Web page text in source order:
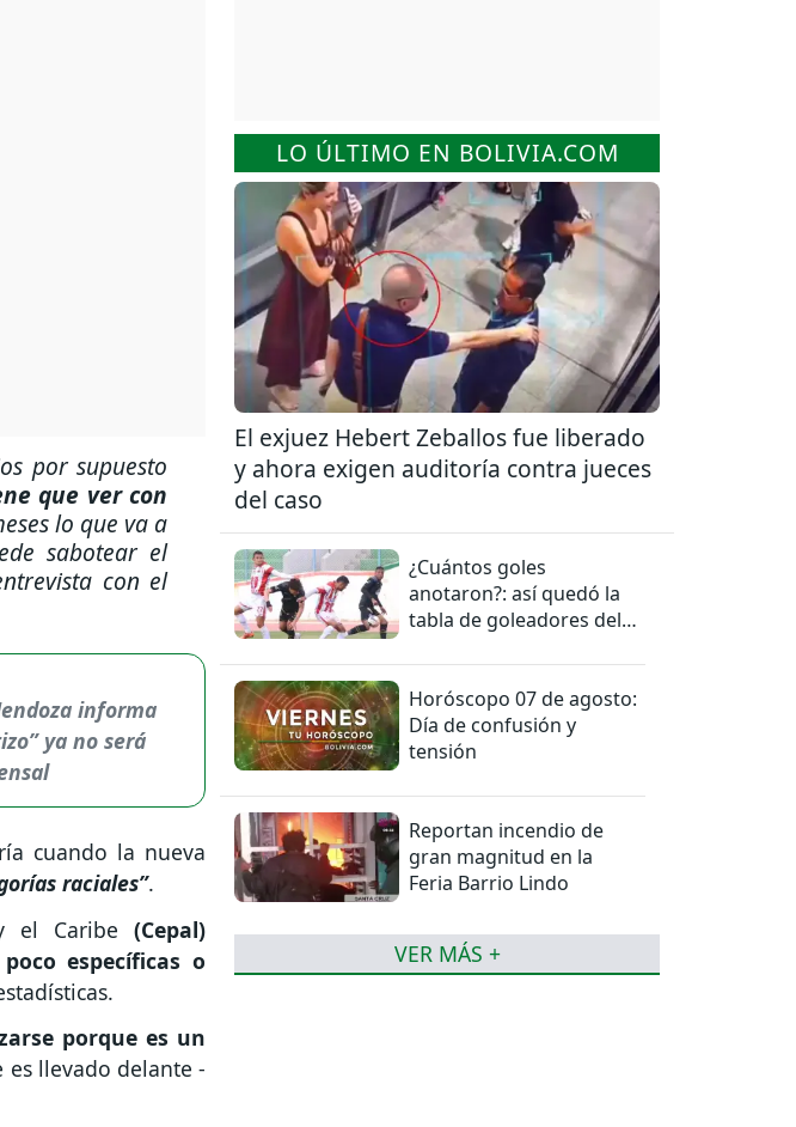
por supuesto
que ver con
lo que va a
sabotear el
con el
informa
ya no será
cuando la nueva
raciales”.
el Caribe (Cepal)
específicas o
porque es un
llevado delante -
LO ÚLTIMO EN BOLIVIA.COM
El exjuez Hebert Zeballos fue liberado
y ahora exigen auditoría contra jueces
del caso
¿Cuántos goles
anotaron?: así quedó la
tabla de goleadores del
Horóscopo 07 de agosto:
Día de confusión y
tensión
Reportan incendio de
gran magnitud en la
Feria Barrio Lindo
VER MÁS +